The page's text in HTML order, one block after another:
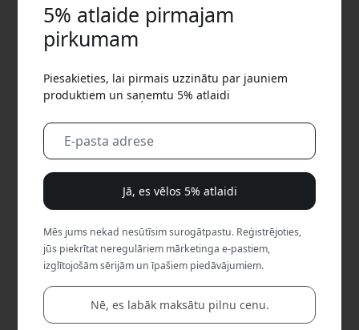
CPSBK1GXXXXX01
Plaud NotePin S
pārnēsājams AI balss
ierakstītājs ar
transkribēšanu, 64 GB
krātuvi un līdz 20 stundu
ierakstīšanu - Black
AI transkripcija vairāk
nekā 112 valodās
20 stundu ierakstīšana,
CPSSI1GXXXXX01
Plaud NotePin S AI balss
ierakstītājs ar
transkribēšanu, runātāju
atdalīšanu, 64 GB krātuvi
un 20 stundu ierakstu -
Sudraba
AI transkripcija 112
valodās
Brīvas rokas ar vairākām
5% atlaide pirmajam
pirkumam
Piesakieties, lai pirmais uzzinātu par jauniem
produktiem un saņemtu 5% atlaidi
Jā, es vēlos 5% atlaidi
Mēs jums nekad nesūtīsim surogātpastu. Reģistrējoties,
jūs piekrītat neregulāriem mārketinga e-pastiem,
izglītojošām sērijām un īpašiem piedāvājumiem.
Nē, es labāk maksātu pilnu cenu.
Izmantojiet šo kodu, veicot pasūtījumu, lai
saņemtu 5% atlaidi.